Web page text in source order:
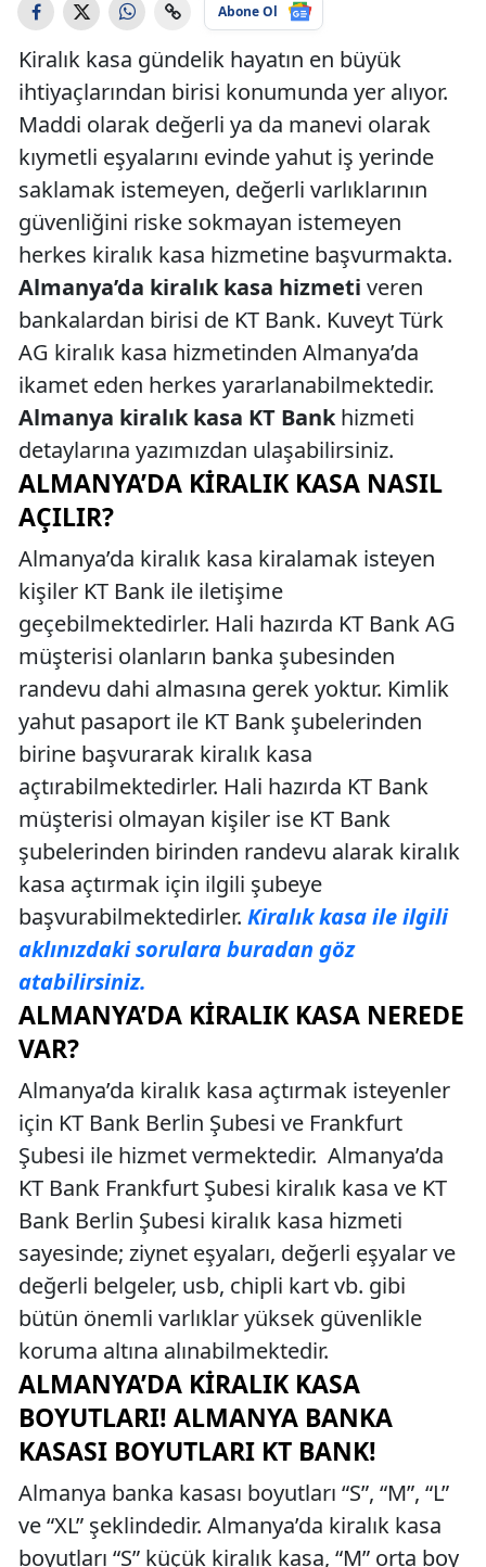
Abone Ol
Kiralık kasa gündelik hayatın en büyük
ihtiyaçlarından birisi konumunda yer alıyor.
Maddi olarak değerli ya da manevi olarak
kıymetli eşyalarını evinde yahut iş yerinde
saklamak istemeyen, değerli varlıklarının
güvenliğini riske sokmayan istemeyen
herkes kiralık kasa hizmetine başvurmakta.
Almanya’da kiralık kasa hizmeti veren
bankalardan birisi de KT Bank. Kuveyt Türk
AG kiralık kasa hizmetinden Almanya’da
ikamet eden herkes yararlanabilmektedir.
Almanya kiralık kasa KT Bankhizmeti
detaylarına yazımızdan ulaşabilirsiniz.
ALMANYA’DA KIRALIK KASA NASIL
AÇILIR?
Almanya’da kiralık kasa kiralamak isteyen
kişiler KT Bank ile iletişime
geçebilmektedirler. Hali hazırda KT Bank AG
müşterisi olanların banka şubesinden
randevu dahi almasına gerek yoktur. Kimlik
yahut pasaport ile KT Bank şubelerinden
birine başvurarak kiralık kasa
açtırabilmektedirler. Hali hazırda KT Bank
müşterisi olmayan kişiler ise KT Bank
şubelerinden birinden randevu alarak kiralık
kasa açtırmak için ilgili şubeye
başvurabilmektedirler. Kiralık kasa ile ilgili
aklınızdaki sorulara buradan göz
atabilirsiniz.
ALMANYA’DA KIRALIK KASA NEREDE
VAR?
Almanya’da kiralık kasa açtırmak isteyenler
için KT Bank Berlin Şubesi ve Frankfurt
Şubesi ile hizmet vermektedir. Almanya’da
KT Bank Frankfurt Şubesi kiralık kasa ve KT
Bank Berlin Şubesi kiralık kasa hizmeti
sayesinde; ziynet eşyaları, değerli eşyalar ve
değerli belgeler, usb, chipli kart vb. gibi
bütün önemli varlıklar yüksek güvenlikle
koruma altına alınabilmektedir.
ALMANYA’DA KIRALIK KASA
BOYUTLARI! ALMANYA BANKA
KASASI BOYUTLARI KT BANK!
Almanya banka kasası boyutları “S”, “M”, “L”
ve “XL” şeklindedir. Almanya’da kiralık kasa
boyutları “S” küçük kiralık kasa, “M” orta boy